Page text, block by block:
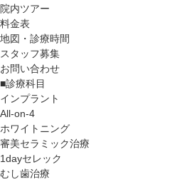
院内ツアー
料金表
地図・診療時間
スタッフ募集
お問い合わせ
■診療科目
インプラント
All-on-4
ホワイトニング
審美セラミック治療
1dayセレック
むし歯治療